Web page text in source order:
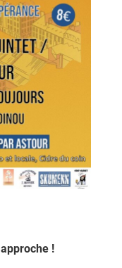
!